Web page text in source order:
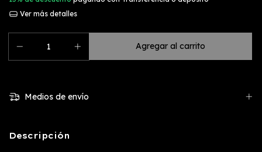
Ver más detalles
Medios de envío
Descripción